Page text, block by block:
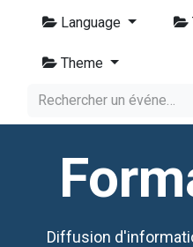
Language
Theme
Diffusion